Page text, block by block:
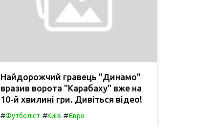
Найдорожчий гравець "Динамо"
вразив ворота "Карабаху" вже на
10-й хвилині гри. Дивіться відео!
#Футболіст #Київ #Євро